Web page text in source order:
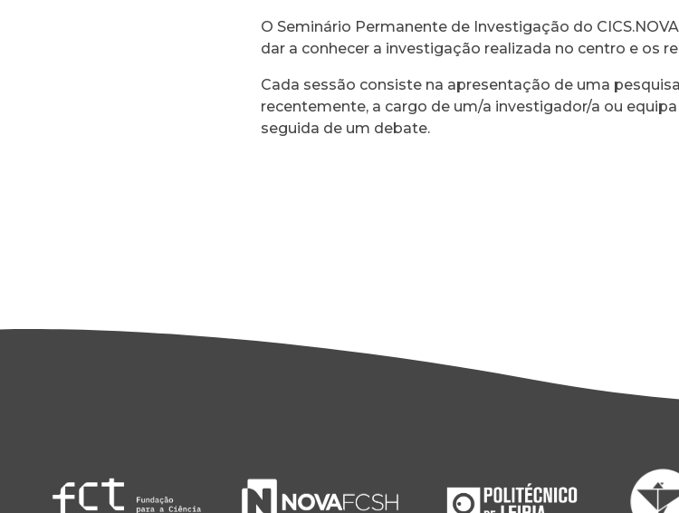
O Seminário Permanente de Investigação do
dar a conhecer a investigação realizada no centro e os
Cada sessão consiste na apresentação de uma
recentemente, a cargo de um/a investigador/a ou
seguida de um debate.